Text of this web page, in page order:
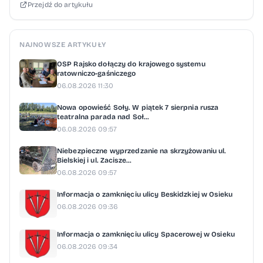
funkcjonowanie Centrum w Barwinku oraz
możliwości dalszego rozwoju współpracy
operacyjnej. Współdziałanie realizowane jest
na podstawie umowy między rządem
Rzeczypospolitej Polskiej a rządem Republiki
Słowackiej z 23 marca 2004 roku,
regulującej zasady zwalczania
terenach przygranicznych. Centrum w
Trstenie obsługiwane przez Karpacki Oddział
Straży Granicznej funkcjonuje całodobowo,
siedem dni w tygodniu, zapewniając
nieprzerwaną komunikację pomiędzy
służbami obu państw. Wizyta w Muzeum
Auschwitz-Birkenau Zwieńczeniem
Przejdź do artykułu
NAJNOWSZE ARTYKUŁY
OSP Rajsko dołączy do krajowego systemu
ratowniczo-gaśniczego
06.08.2026 11:30
Nowa opowieść Soły. W piątek 7 sierpnia rusza
teatralna parada nad Soł...
06.08.2026 09:57
Niebezpieczne wyprzedzanie na skrzyżowaniu ul.
Bielskiej i ul. Zacisze...
06.08.2026 09:57
Informacja o zamknięciu ulicy Beskidzkiej w Osieku
06.08.2026 09:36
Informacja o zamknięciu ulicy Spacerowej w Osieku
06.08.2026 09:34